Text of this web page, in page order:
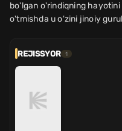
bo'lgan o'rindiqning
o'tmishda u o'zini jinoiy
REJISSYOR 1